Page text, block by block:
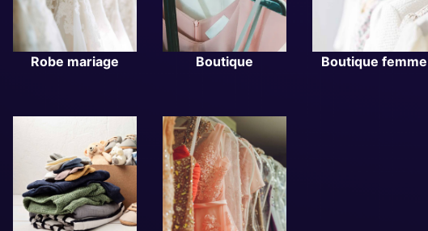
Robe mariage Boutique Boutique femme